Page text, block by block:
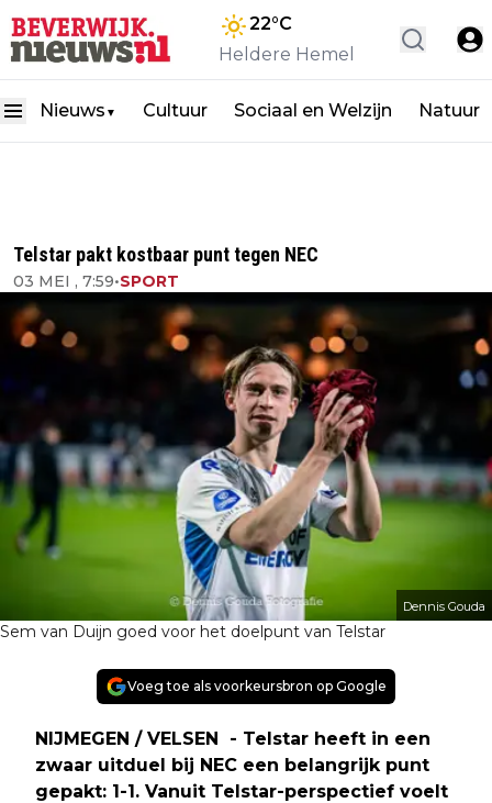
22°C
Heldere Hemel
Nieuws ▼ Cultuur Sociaal en Welzijn Natuur
Telstar pakt kostbaar punt tegen NEC
03 MEI , 7:59•SPORT
Dennis Gouda
Sem van Duijn goed voor het doelpunt van Telstar
Voeg toe als voorkeursbron op Google
NIJMEGEN / VELSEN - Telstar heeft in een
zwaar uitduel bij NEC een belangrijk punt
gepakt: 1-1. Vanuit Telstar-perspectief voelt